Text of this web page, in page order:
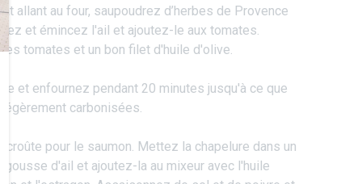
allant au four, saupoudrez d’herbes de Provence
et émincez l'ail et ajoutez-le aux tomates.
tomates et un bon filet d'huile d'olive.
et enfournez pendant 20 minutes jusqu'à ce que
carbonisées.
croûte pour le saumon. Mettez la chapelure dans un
d'ail et ajoutez-la au mixeur avec l'huile